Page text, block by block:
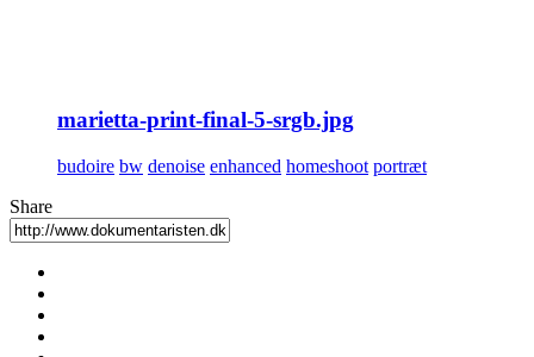
marietta-print-final-5-srgb.jpg
budoire bw denoise enhanced homeshoot portræt
Share